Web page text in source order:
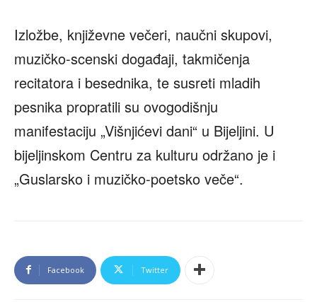
Izložbe, književne večeri, naučni skupovi,
muzičko-scenski događaji, takmičenja
recitatora i besednika, te susreti mladih
pesnika propratili su ovogodišnju
manifestaciju „Višnjićevi dani“ u Bijeljini. U
bijeljinskom Centru za kulturu održano je i
„Guslarsko i muzičko-poetsko veče“.
Facebook Twitter